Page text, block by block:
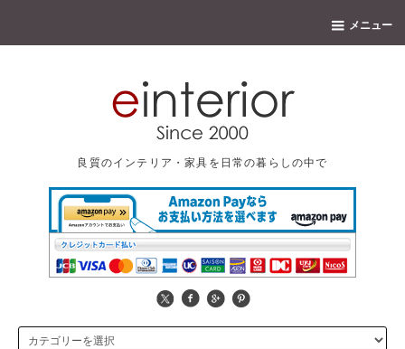
メニュー
良質のインテリア・家具を日常の暮らしの中で